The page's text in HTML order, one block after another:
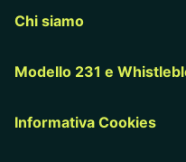
Chi siamo
Modello 231 e
Informativa Cookies